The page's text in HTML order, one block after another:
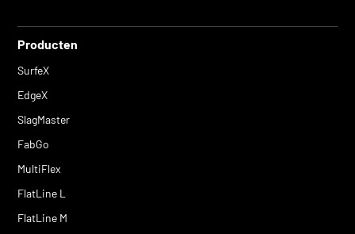
Producten
SurfeX
EdgeX
SlagMaster
FabGo
MultiFlex
FlatLine L
FlatLine M